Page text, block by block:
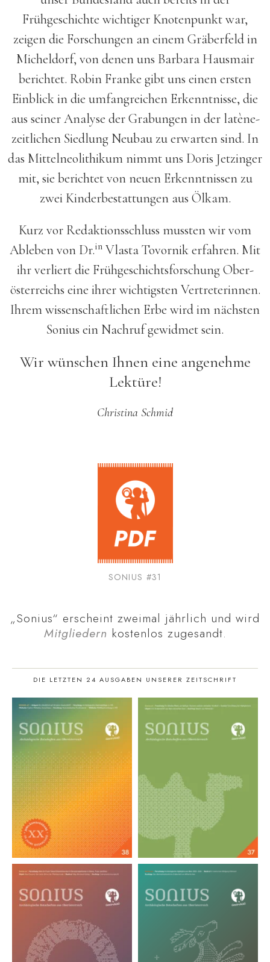
Frühgeschichte wichtiger Knotenpunkt war,
zeigen die Forschungen an einem Gräberfeld in
Micheldorf, von denen uns Barbara Hausmair
berichtet. Robin Franke gibt uns einen ersten
Einblick in die umfangreichen Erkenntnisse, die
aus seiner Analyse der Grabungen in der latène­
zeitlichen Siedlung Neubau zu erwarten sind. In
das Mittelneolithikum nimmt uns Doris Jetzinger
mit, sie berichtet von neuen Erkenntnissen zu
zwei Kinderbestattungen aus Ölkam.
Kurz vor Redaktionsschluss mussten wir vom
Ableben von Dr.in Vlasta Tovornik erfahren. Mit
ihr verliert die Früh­geschichts­forschung Ober­
öster­reichs eine ihrer wichtigsten Vertreter­innen.
Ihrem wissen­schaftlichen Erbe wird im nächsten
Sonius ein Nachruf gewidmet sein.
Wir wünschen Ihnen eine angenehme
Lektüre!
Christina Schmid
SONIUS #31
„Sonius“ erscheint zweimal jährlich und wird
Mitgliedern kostenlos zugesandt.
DIE LETZTEN 24 AUSGABEN UNSERER ZEITSCHRIFT